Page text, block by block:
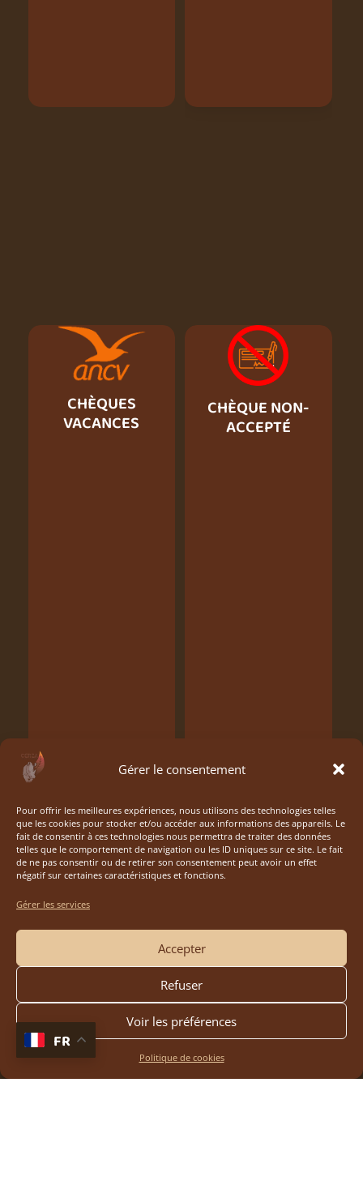
Gérer le consentement
Pour offrir les meilleures expériences, nous utilisons des technologies telles
que les cookies pour stocker et/ou accéder aux informations des appareils. Le
fait de consentir à ces technologies nous permettra de traiter des données
telles que le comportement de navigation ou les ID uniques sur ce site. Le fait
de ne pas consentir ou de retirer son consentement peut avoir un effet
négatif sur certaines caractéristiques et fonctions.
Gérer les services
Accepter
Refuser
Voir les préférences
Politique de cookies
CHÈQUES
VACANCES
CHÈQUE NON-
ACCEPTÉ
FR